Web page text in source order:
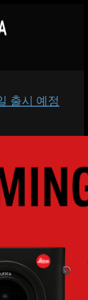
출시 예정